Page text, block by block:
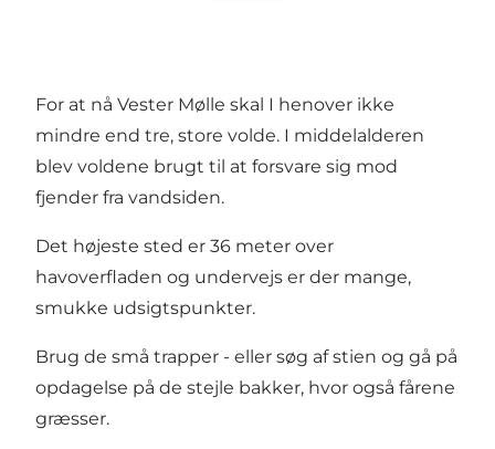
For at nå Vester Mølle skal I henover ikke
mindre end tre, store volde. I middelalderen
blev voldene brugt til at forsvare sig mod
fjender fra vandsiden.
Det højeste sted er 36 meter over
havoverfladen og undervejs er der mange,
smukke udsigtspunkter.
Brug de små trapper - eller søg af stien og gå på
opdagelse på de stejle bakker, hvor også fårene
græsser.